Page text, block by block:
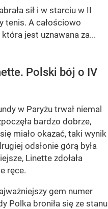
sił i w starciu w II
tenis. A całościowo
jest uznawana za...
Polski bój o IV
w Paryżu trwał niemal
bardzo dobrze,
miało okazać, taki wynik
odsłonie górą była
Linette zdołała
ręce.
gem numer
Polka broniła się ze stanu